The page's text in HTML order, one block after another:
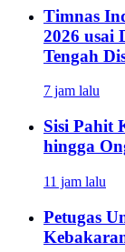
Timnas
2026 usai
Tengah
7 jam lalu
Sisi Pahit
hingga
11 jam lalu
Petugas